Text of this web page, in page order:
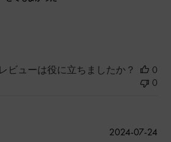
ビューは役に立ちましたか？
0
0
公
2024-07-24